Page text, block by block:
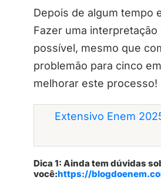
Depois de algum tempo
Fazer uma
possível, mesmo que
problemão para cinco
melhorar este processo!
Extensivo Enem
Dica 1: Ainda tem dúvidas
você:https://